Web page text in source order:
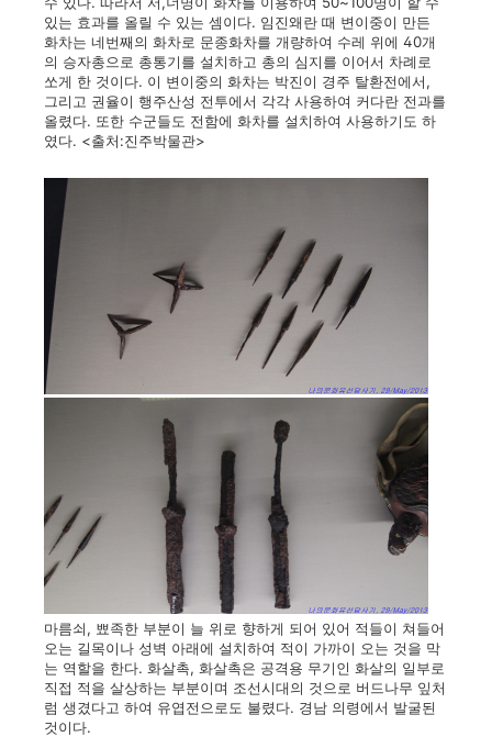
있는 효과를 올릴 수 있는 셈이다. 임진왜란 때 변이중이 만든
화차는 네번째의 화차로 문종화차를 개량하여 수레 위에 40개
의 승자총으로 총통기를 설치하고 총의 심지를 이어서 차례로
쏘게 한 것이다. 이 변이중의 화차는 박진이 경주 탈환전에서,
그리고 권율이 행주산성 전투에서 각각 사용하여 커다란 전과를
올렸다. 또한 수군들도 전함에 화차를 설치하여 사용하기도 하
였다. <출처:진주박물관>
마름쇠, 뾰족한 부분이 늘 위로 향하게 되어 있어 적들이 쳐들어
오는 길목이나 성벽 아래에 설치하여 적이 가까이 오는 것을 막
는 역할을 한다. 화살촉, 화살촉은 공격용 무기인 화살의 일부로
직접 적을 살상하는 부분이며 조선시대의 것으로 버드나무 잎처
럼 생겼다고 하여 유엽전으로도 불렸다. 경남 의령에서 발굴된
것이다.